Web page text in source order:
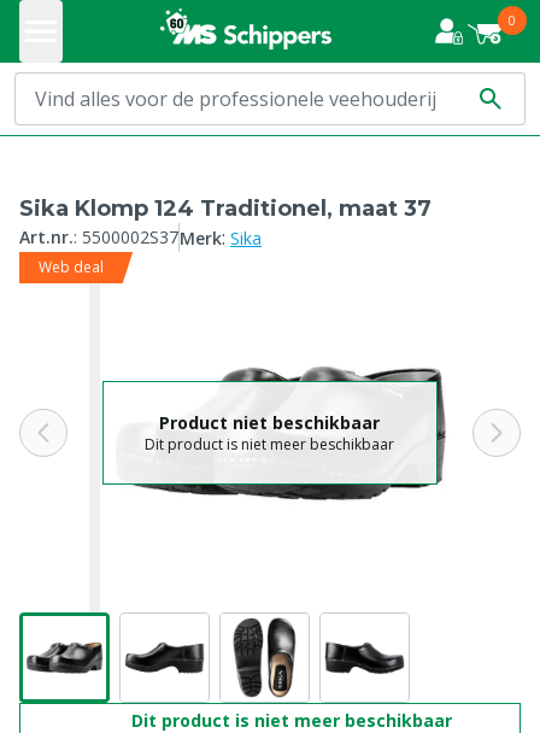
0
Sika Klomp 124 Traditionel, maat 37
Art.nr.: 5500002S37Merk: Sika
Web deal
Product niet beschikbaar
Dit product is niet meer beschikbaar
Dit product is niet meer beschikbaar